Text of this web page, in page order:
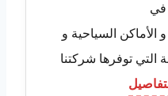
في
السياحية و
التي توفرها شركتنا